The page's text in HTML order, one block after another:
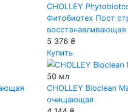
CHOLLEY
Фитобиотех Пост
восстанавливающая
5 376 ₴
Купить
50 мл
CHOLLEY Bioclean
очищающая